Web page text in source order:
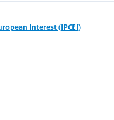
Interest (IPCEI)